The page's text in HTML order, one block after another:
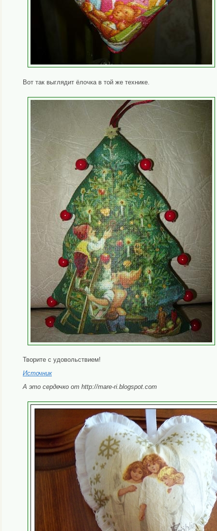
Вот так выглядит ёлочка в той же технике.
Творите с удовольствием!
Источник
А это сердечко от http://mare-ri.blogspot.com